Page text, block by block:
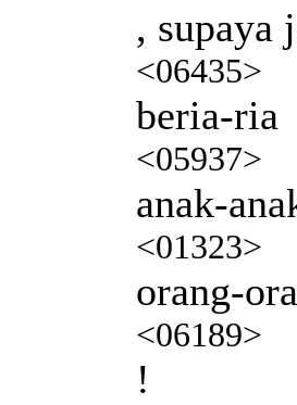
, supaya
<06435>
beria-ria
<05937>
anak-
<01323>
orang-
<06189>
!